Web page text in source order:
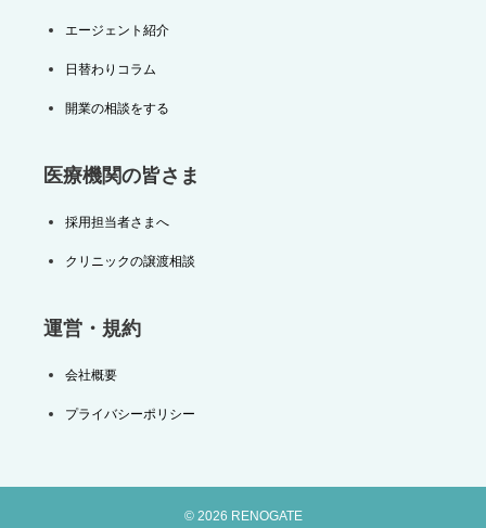
エージェント紹介
日替わりコラム
開業の相談をする
医療機関の皆さま
採用担当者さまへ
クリニックの譲渡相談
運営・規約
会社概要
プライバシーポリシー
© 2026 RENOGATE